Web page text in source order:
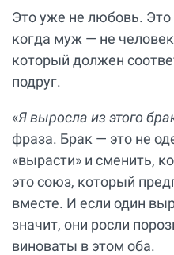
Это уже не любовь.
когда муж — не
который должен
подруг.
«Я выросла из этого
фраза. Брак — это не
«вырасти» и сменить,
это союз, который
вместе. И если один
значит, они росли
виноваты в этом оба.